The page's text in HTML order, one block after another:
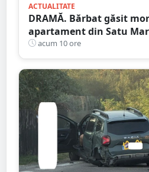
ACTUALITATE
DRAMĂ. Bărbat găsit
apartament din Satu
spart ușa
acum 10 ore